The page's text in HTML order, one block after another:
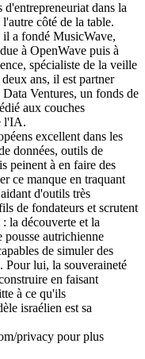
dans la
côté de la table.
il a fondé MusicWave,
à OpenWave puis à
spécialiste de la veille
ans, il est partner
Ventures, un fonds de
aux couches
l'IA.
excellent dans les
données, outils de
peinent à en faire des
ce manque en traquant
d'outils très
de fondateurs et scrutent
la découverte et la
autrichienne
de simuler des
Pour lui, la souveraineté
en faisant
à ce qu'ils
israélien est sa
privacy pour plus